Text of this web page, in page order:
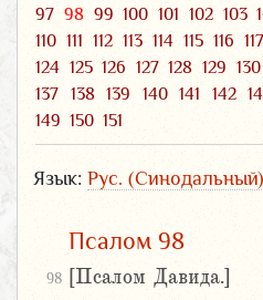
97 98 99 100 101 102 103
110 111 112 113 114 115 116 117
124 125 126 127 128 129 130
137
138 139 140 141 142
149 150 151
Язык: Рус. (Синодальный)
Псалом 98
98 [Псалом Давида.]